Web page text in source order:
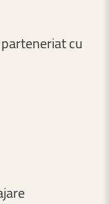
parteneriatcu